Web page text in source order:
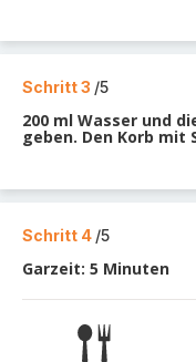
Schritt 3 /5
200 ml Wasser und
geben. Den Korb
Schritt 4 /5
Garzeit: 5 Minuten